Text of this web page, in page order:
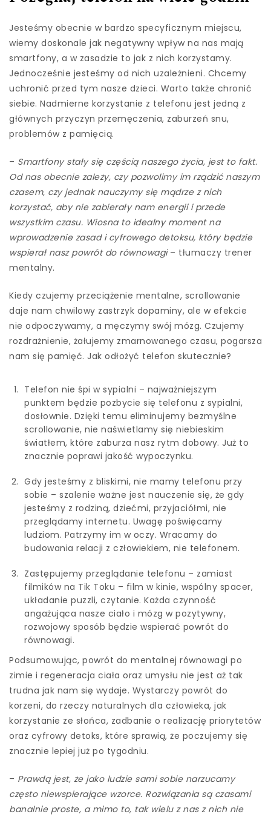
Jesteśmy obecnie w bardzo specyficznym miejscu,
wiemy doskonale jak negatywny wpływ na nas mają
smartfony, a w zasadzie to jak z nich korzystamy.
Jednocześnie jesteśmy od nich uzależnieni. Chcemy
uchronić przed tym nasze dzieci. Warto także chronić
siebie. Nadmierne korzystanie z telefonu jest jedną z
głównych przyczyn przemęczenia, zaburzeń snu,
problemów z pamięcią.
– Smartfony stały się częścią naszego życia, jest to fakt.
Od nas obecnie zależy, czy pozwolimy im rządzić naszym
czasem, czy jednak nauczymy się mądrze z nich
korzystać, aby nie zabierały nam energii i przede
wszystkim czasu. Wiosna to idealny moment na
wprowadzenie zasad i cyfrowego detoksu, który będzie
wspierał nasz powrót do równowagi– tłumaczy trener
mentalny.
Kiedy czujemy przeciążenie mentalne, scrollowanie
daje nam chwilowy zastrzyk dopaminy, ale w efekcie
nie odpoczywamy, a męczymy swój mózg. Czujemy
rozdrażnienie, żałujemy zmarnowanego czasu, pogarsza
nam się pamięć. Jak odłożyć telefon skutecznie?
Telefon nie śpi w sypialni – najważniejszym
punktem będzie pozbycie się telefonu z sypialni,
dosłownie. Dzięki temu eliminujemy bezmyślne
scrollowanie, nie naświetlamy się niebieskim
światłem, które zaburza nasz rytm dobowy. Już to
znacznie poprawi jakość wypoczynku.
Gdy jesteśmy z bliskimi, nie mamy telefonu przy
sobie – szalenie ważne jest nauczenie się, że gdy
jesteśmy z rodziną, dziećmi, przyjaciółmi, nie
przeglądamy internetu. Uwagę poświęcamy
ludziom. Patrzymy im w oczy. Wracamy do
budowania relacji z człowiekiem, nie telefonem.
Zastępujemy przeglądanie telefonu – zamiast
filmików na Tik Toku – film w kinie, wspólny spacer,
układanie puzzli, czytanie. Każda czynność
angażująca nasze ciało i mózg w pozytywny,
rozwojowy sposób będzie wspierać powrót do
równowagi.
Podsumowując, powrót do mentalnej równowagi po
zimie i regeneracja ciała oraz umysłu nie jest aż tak
trudna jak nam się wydaje. Wystarczy powrót do
korzeni, do rzeczy naturalnych dla człowieka, jak
korzystanie ze słońca, zadbanie o realizację priorytetów
oraz cyfrowy detoks, które sprawią, że poczujemy się
znacznie lepiej już po tygodniu.
– Prawdą jest, że jako ludzie sami sobie narzucamy
często niewspierające wzorce. Rozwiązania są czasami
banalnie proste, a mimo to, tak wielu z nas z nich nie